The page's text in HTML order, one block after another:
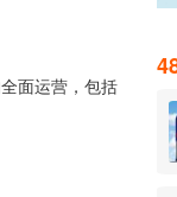
面运营，包括